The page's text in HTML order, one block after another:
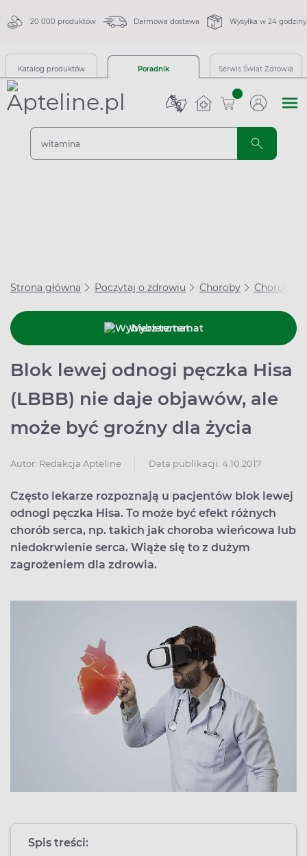
20 000 produktów Darmowa dostawa Wysyłka w 24 godziny
Katalog produktów Poradnik Serwis Świat Zdrowia
sztuk
Strona główna Poczytaj o zdrowiu Choroby Choroby
Wybierz temat
Blok lewej odnogi pęczka Hisa
(LBBB) nie daje objawów, ale
może być groźny dla życia
Autor: Redakcja Apteline Data publikacji: 4.10.2017
Często lekarze rozpoznają u pacjentów blok lewej
odnogi pęczka Hisa. To może być efekt różnych
chorób serca, np. takich jak choroba wieńcowa lub
niedokrwienie serca. Wiąże się to z dużym
zagrożeniem dla zdrowia.
Spis treści: